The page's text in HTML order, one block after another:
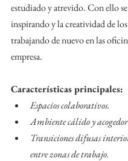
estudiado y atrevido. Con ello
inspirando y la creatividad de
trabajando de nuevo en las
empresa.
Características principales:
Espacios colaborativos.
Ambiente cálido y
Transiciones difusas
entre zonas de trabajo.